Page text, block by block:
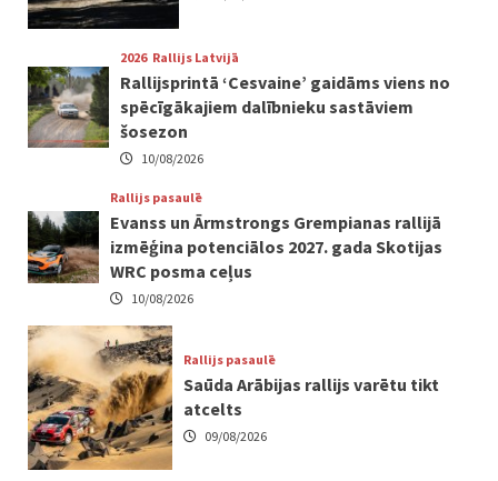
2026 Rallijs Latvijā
Rallijsprintā ‘Cesvaine’ gaidāms viens no
spēcīgākajiem dalībnieku sastāviem
šosezon
10/08/2026
Rallijs pasaulē
Evanss un Ārmstrongs Grempianas rallijā
izmēģina potenciālos 2027. gada Skotijas
WRC posma ceļus
10/08/2026
Rallijs pasaulē
Saūda Arābijas rallijs varētu tikt
atcelts
09/08/2026